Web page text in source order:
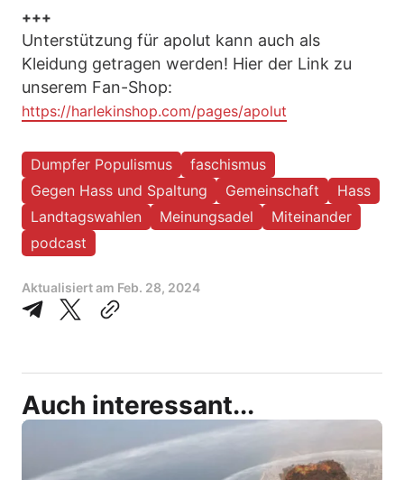
+++
Unterstützung für apolut kann auch als
Kleidung getragen werden! Hier der Link zu
unserem Fan-Shop:
https://harlekinshop.com/pages/apolut
Dumpfer Populismus
faschismus
Gegen Hass und Spaltung
Gemeinschaft
Hass
Landtagswahlen
Meinungsadel
Miteinander
podcast
Aktualisiert am Feb. 28, 2024
Auch interessant...